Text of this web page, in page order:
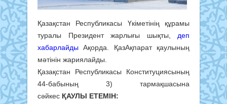
Қазақстан Республикасы Үкіметінің құрамы
туралы Президент жарлығы шықты, деп
хабарлайды Ақорда. ҚазАқпарат қаулының
мәтінін жариялайды.
Қазақстан Республикасы Конституциясының
44-бабының 3) тармақшасына
сәйкес ҚАУЛЫ ЕТЕМІН: